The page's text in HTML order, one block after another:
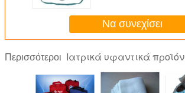
Να συνεχίσει
Περισσότεροι Ιατρικά υφαντικά